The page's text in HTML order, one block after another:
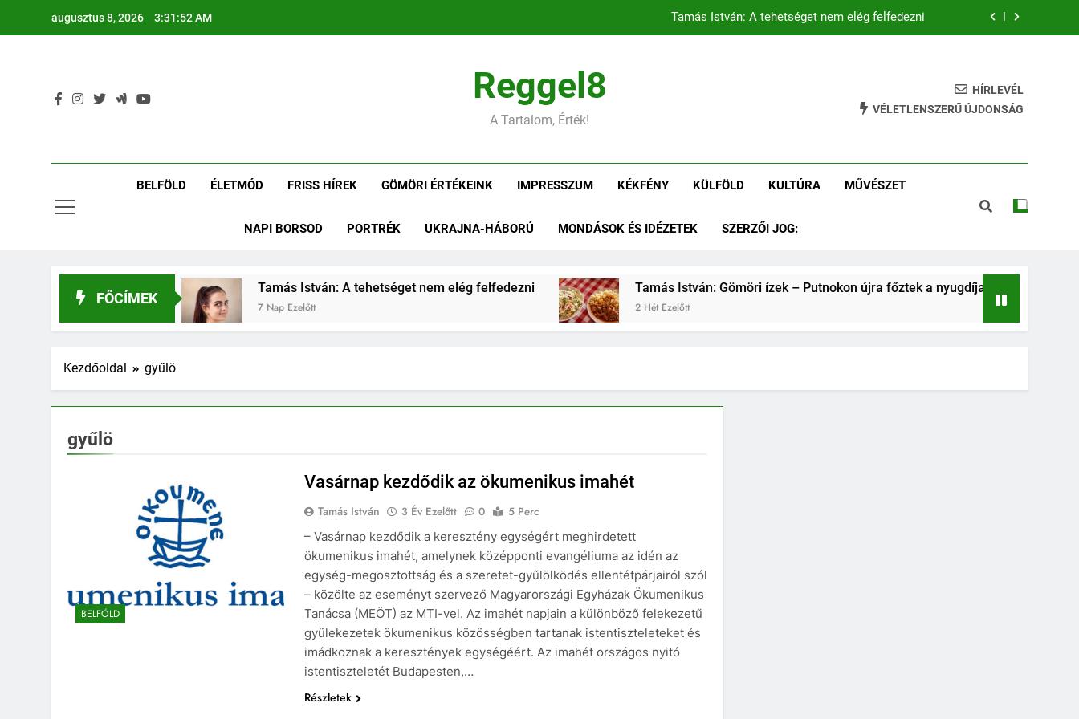
augusztus 8, 2026 3:31:52 AM Tamás István: A tehetséget nem elég felfedezni
Tamás István: Negyedszázad az alkotás és az összetartozás szolgálatában
Tamás István: Gömöri ízek – Putnokon újra főztek a nyugdíjasok
Tamás István: Negyedszázad az alkotás és az összetartozás szolgálatában
Reggel8
A Tartalom, Érték!
HÍRLEVÉL
VÉLETLENSZERŰ ÚJDONSÁG
BELFÖLD ÉLETMÓD FRISS HÍREK GÖMÖRI ÉRTÉKEINK IMPRESSZUM KÉKFÉNY KÜLFÖLD KULTÚRA MŰVÉSZET
NAPI BORSOD PORTRÉK UKRAJNA-HÁBORÚ MONDÁSOK ÉS IDÉZETEK SZERZŐI JOG:
FŐCÍMEK
Putnokról a Vasasba Tamás István: A tehetséget nem elég felfedezni
7 Nap Ezelőtt
Tamás István: Gömöri ízek – Putnokon újra főztek a nyugdíjasok
2 Hét Ezelőtt
Kezdőoldal gyűlö
gyűlö
BELFÖLD
Vasárnap kezdődik az ökumenikus imahét
Tamás István 3 Év Ezelőtt 0
5 Perc
– Vasárnap kezdődik a keresztény egységért meghirdetett
ökumenikus imahét, amelynek középponti evangéliuma az idén az
egység-megosztottság és a szeretet-gyűlölködés ellentétpárjairól szól
– közölte az eseményt szervező Magyarországi Egyházak Ökumenikus
Tanácsa (MEÖT) az MTI-vel. Az imahét napjain a különböző felekezetű
gyülekezetek ökumenikus közösségben tartanak istentiszteleteket és
imádkoznak a keresztények egységéért. Az imahét országos nyitó
istentiszteletét Budapesten,…
Részletek